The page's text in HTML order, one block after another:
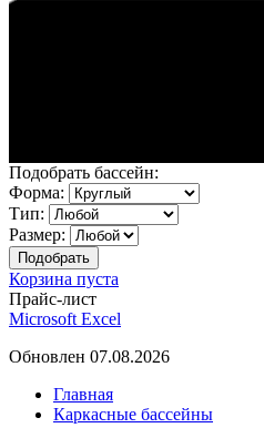
Подобрать бассейн:
Форма:
Тип:
Размер:
Корзина пуста
Прайс-лист
Microsoft Excel
Обновлен 07.08.2026
Главная
Каркасные бассейны